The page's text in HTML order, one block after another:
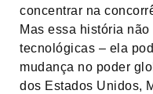
concentrar na
Mas essa história
tecnológicas – ela
mudança no poder
dos Estados Unidos,